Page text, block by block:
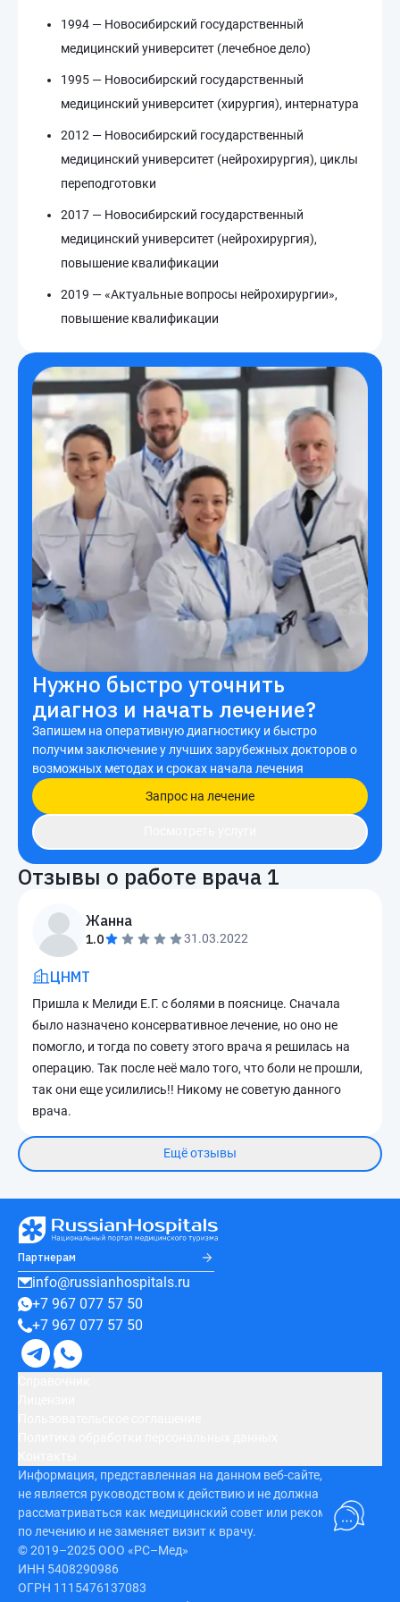
1994 — Новосибирский государственный
медицинский университет (лечебное дело)
1995 — Новосибирский государственный
медицинский университет (хирургия), интернатура
2012 — Новосибирский государственный
медицинский университет (нейрохирургия), циклы
переподготовки
2017 — Новосибирский государственный
медицинский университет (нейрохирургия),
повышение квалификации
2019 — «Актуальные вопросы нейрохирургии»,
повышение квалификации
Нужно быстро уточнить
диагноз и начать лечение?
Запишем на оперативную диагностику и быстро
получим заключение у лучших зарубежных докторов о
возможных методах и сроках начала лечения
Запрос на лечение
Отзывы о работе врача 1
Жанна
1.0 31.03.2022
ЦНМТ
Пришла к Мелиди Е.Г. с болями в пояснице. Сначала
было назначено консервативное лечение, но оно не
помогло, и тогда по совету этого врача я решилась на
операцию. Так после неё мало того, что боли не прошли,
так они еще усилились!! Никому не советую данного
врача.
Ещё отзывы
Партнерам
info@russianhospitals.ru
+7 967 077 57 50
+7 967 077 57 50
Информация, представленная на данном веб-сайте,
не является руководством к действию и не должна
рассматриваться как медицинский совет или рекомендация
по лечению и не заменяет визит к врачу.
© 2019–2025 ООО «РС–Мед»
ИНН 5408290986
ОГРН 1115476137083